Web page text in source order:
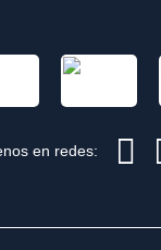
en redes: